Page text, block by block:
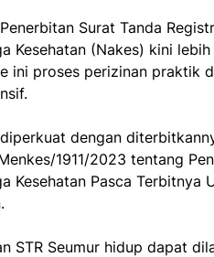
Surat Tanda
Kesehatan (Nakes) kini
ini proses perizinan praktik
dengan
1911/2023 tentang
Kesehatan Pasca Terbitnya
STR Seumur hidup dapat